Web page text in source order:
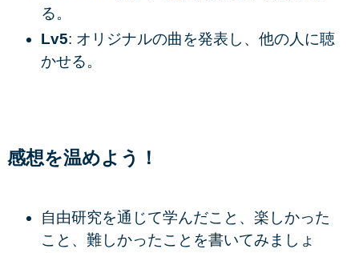
る。
Lv5: オリジナルの曲を発表し、他の人に聴
かせる。
感想を温めよう！
自由研究を通じて学んだこと、楽しかった
こと、難しかったことを書いてみましょ